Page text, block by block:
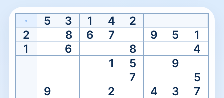
שחקו סודוקו קל אונליין
התחל בחידה קלה עם פתיחה ידידותית יותר ותנועות הבאות ברורות
5 3 1 4
2
2
8 6 7 9 5
1
1
6 8
4
1
5
9
7
5
9
2 4 3
7